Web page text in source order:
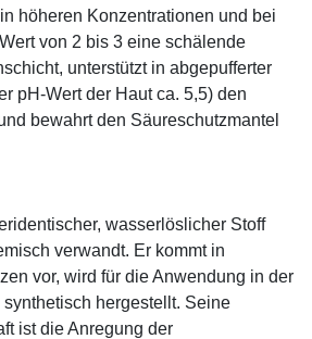
höheren Konzentrationen und bei
von 2 bis 3 eine schälende
unterstützt in abgepufferter
pH-Wert der Haut ca. 5,5) den
bewahrt den Säureschutzmantel
wasserlöslicher Stoff
verwandt. Er kommt in
vor, wird für die Anwendung in der
hergestellt. Seine
ist die Anregung der